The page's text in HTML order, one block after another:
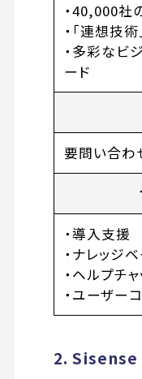
・40,000社
・「連想技
・多彩なビ
ード
要問い合わ
・導入支援
・ナレッジ
・ヘルプチャ
・ユーザー
2. Sisense